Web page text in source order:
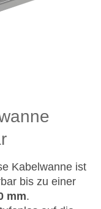
Kabelwanne ist
bis zu einer
mm.